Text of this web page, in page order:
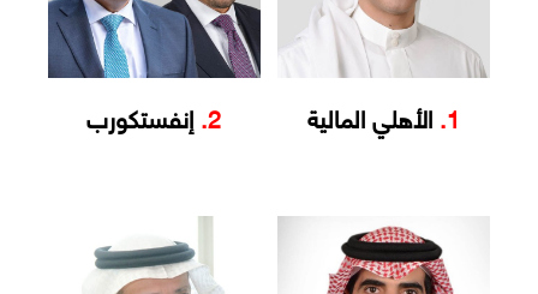
1. الأهلي المالية 2. إنفستكورب